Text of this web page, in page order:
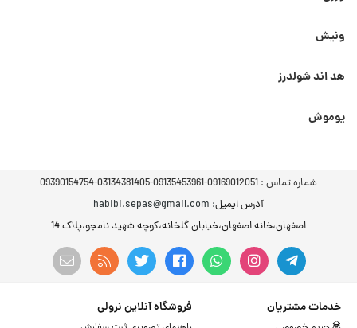
ونیش
هد اند شولدرز
یوموش
شماره تماس : 09169012051-09135453961-03134381405-09390154754
آدرس ایمیل: habibi.sepas@gmail.com
اصفهان،خانه اصفهان،خیابان گلخانه،کوچه شهید نامجو،پلاک 14
خدمات مشتریان فروشگاه آنلاین نرولی